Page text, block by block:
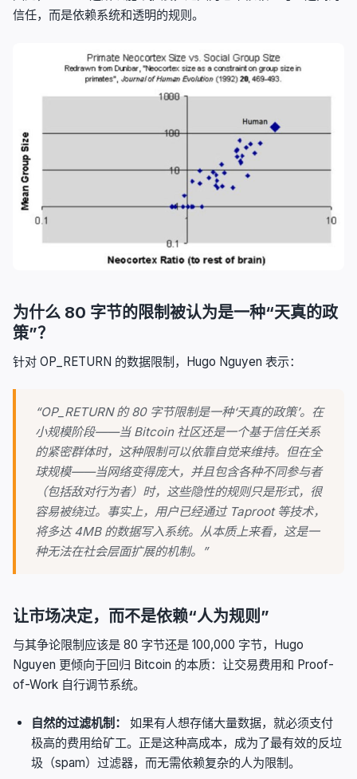
信任，而是依赖系统和透明的规则。
为什么 80 字节的限制被认为是一种“天真的政
策”？
针对 OP_RETURN 的数据限制，Hugo Nguyen 表示：
“OP_RETURN 的 80 字节限制是一种‘天真的政策’。在
小规模阶段——当 Bitcoin 社区还是一个基于信任关系
的紧密群体时，这种限制可以依靠自觉来维持。但在全
球规模——当网络变得庞大，并且包含各种不同参与者
（包括敌对行为者）时，这些隐性的规则只是形式，很
容易被绕过。事实上，用户已经通过 Taproot 等技术，
将多达 4MB 的数据写入系统。从本质上来看，这是一
种无法在社会层面扩展的机制。”
让市场决定，而不是依赖“人为规则”
与其争论限制应该是 80 字节还是 100,000 字节，Hugo
Nguyen 更倾向于回归 Bitcoin 的本质：让交易费用和 Proof-
of-Work 自行调节系统。
自然的过滤机制：
如果有人想存储大量数据，就必须支付
极高的费用给矿工。正是这种高成本，成为了最有效的反垃
圾（spam）过滤器，而无需依赖复杂的人为限制。